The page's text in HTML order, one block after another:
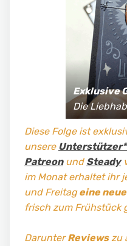
Exklusive
Die Liebhaberkarte,
Diese Folge ist
unsere
Patreonund Steady
im Monat erhaltet ihr
und Freitageine
frisch zum Frühstück
DarunterReviewszu